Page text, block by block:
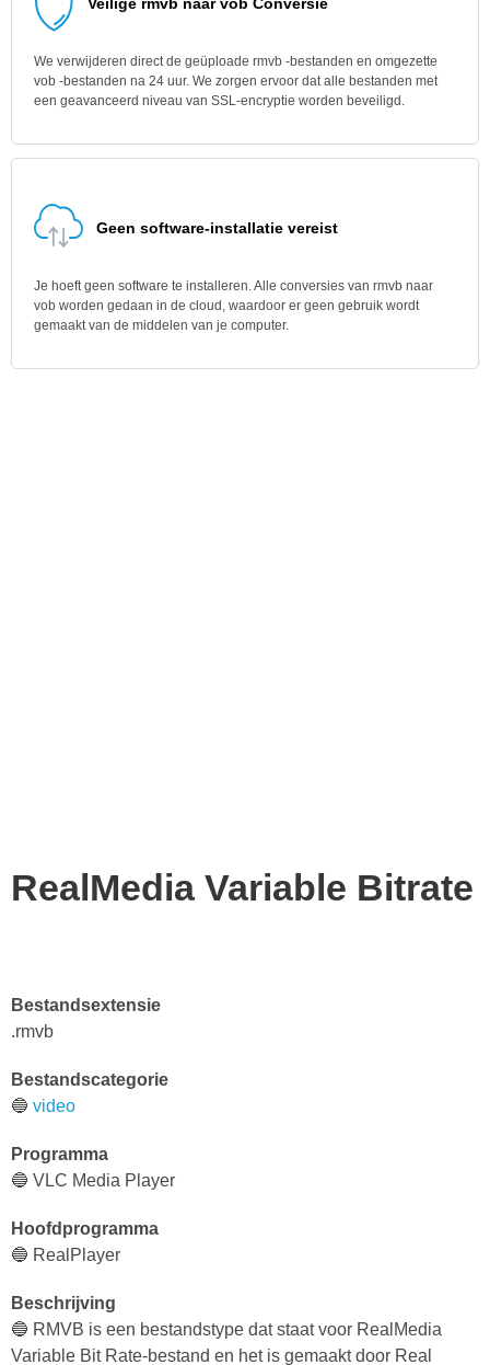
We verwijderen direct de geüploade rmvb -bestanden en omgezette
vob -bestanden na 24 uur. We zorgen ervoor dat alle bestanden met
een geavanceerd niveau van SSL-encryptie worden beveiligd.
Geen software-installatie vereist
Je hoeft geen software te installeren. Alle conversies van rmvb naar
vob worden gedaan in de cloud, waardoor er geen gebruik wordt
gemaakt van de middelen van je computer.
RealMedia Variable Bitrate
Bestandsextensie
.rmvb
Bestandscategorie
🔵 video
Programma
🔵 VLC Media Player
Hoofdprogramma
🔵 RealPlayer
Beschrijving
🔵 RMVB is een bestandstype dat staat voor RealMedia
Variable Bit Rate-bestand en het is gemaakt door Real